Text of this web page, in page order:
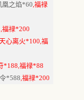
凰之焰*60,福禄
,福禄*200
心离火*100,福
*188,福禄*88
*588,福禄*200